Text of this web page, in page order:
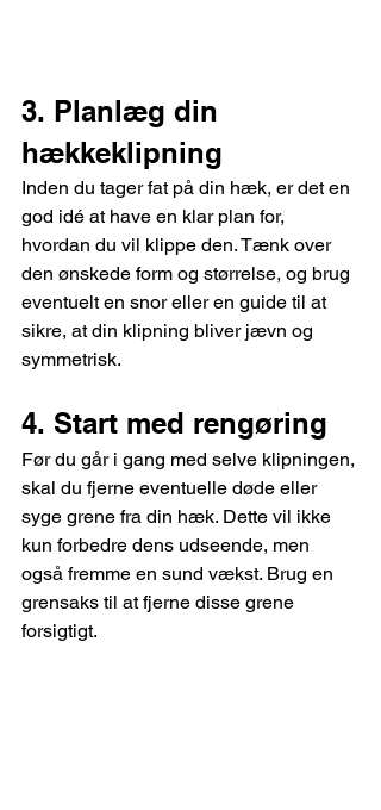
3. Planlæg din
hækkeklipning
Inden du tager fat på din hæk, er det en
god idé at have en klar plan for,
hvordan du vil klippe den. Tænk over
den ønskede form og størrelse, og brug
eventuelt en snor eller en guide til at
sikre, at din klipning bliver jævn og
symmetrisk.
4. Start med rengøring
Før du går i gang med selve klipningen,
skal du fjerne eventuelle døde eller
syge grene fra din hæk. Dette vil ikke
kun forbedre dens udseende, men
også fremme en sund vækst. Brug en
grensaks til at fjerne disse grene
forsigtigt.